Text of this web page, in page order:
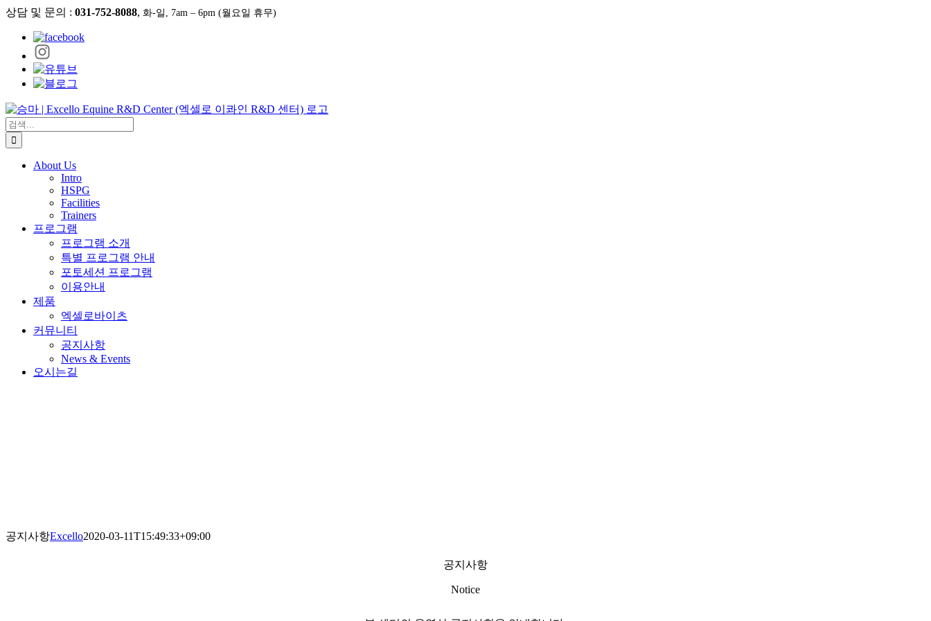
콘
기
상담 및 문의 : 031-752-8088, 화-일, 7am – 6pm (월요일 휴무)
검
색:
About Us
Intro
HSPG
Facilities
Trainers
프로그램
프로그램 소개
특별 프로그램 안내
포토세션 프로그램
이용안내
제품
엑셀로바이츠
커뮤니티
공지사항
News & Events
오시는길
공지사항Excello2020-03-11T15:49:33+09:00
공지사항
Notice